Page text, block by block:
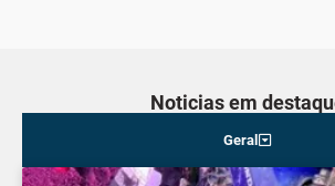
Noticias em
Geral